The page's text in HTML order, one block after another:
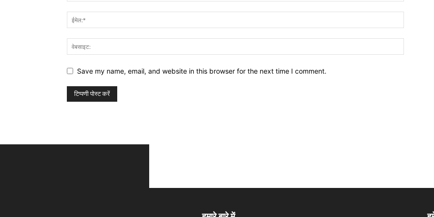
Save my name, email, and website in this browser for the next time I comment.